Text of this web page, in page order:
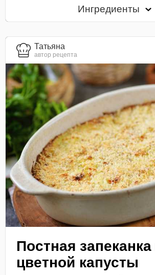
Ингредиенты
Татьяна
автор рецепта
Постная запеканка
цветной капусты